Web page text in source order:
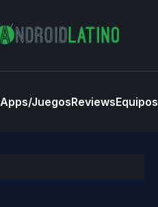
Apps/JuegosReviewsEquipos